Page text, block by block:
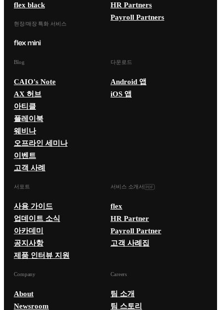
flex black
현장/매장 특화 서비스
HR Partners
Payroll Partners
Blog
CAIO's Note
AX 허브
아티클
플레이북
웨비나
오프라인 세미나
이벤트
고객 사례
다운로드
Android 앱
iOS 앱
서포트
사용 가이드
업데이트 소식
아카데미
공지사항
제품 인터뷰 지원
서비스 소개서
flex
HR Partner
Payroll Partner
고객 사례집
Company
About
Newsroom
Careers
팀 소개
팀 스토리